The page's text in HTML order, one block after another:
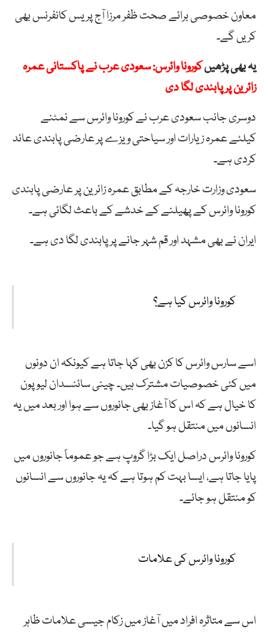
معاون خصوصی برائے صحت ظفر مرزا آج پریس کانفرنس بھی
کریں گے۔
یہ بھی پڑھیںکورونا وائرس: سعودی عرب نے پاکستانی عمرہ
زائرین پر پابندی لگا دی
دوسری جانب سعودی عرب نے کورونا وائرس سے نمٹنے
کیلئے عمرہ زیارات اور سیاحتی ویزے پر عارضی پابندی عائد
کردی ہے۔
سعودی وزارت خارجہ کے مطابق عمرہ زائرین پر عارضی پابندی
کورونا وائرس کے پھیلنے کے خدشے کے باعث لگائی ہے۔
ایران نے بھی مشہد اور قم شہر جانے پر پابندی لگا دی ہے۔
کورونا وائرس کیا ہے؟
اسے سارس وائرس کا کزن بھی کہا جاتا ہے کیونکہ ان دونوں
میں کئی خصوصیات مشترک ہیں۔ چینی سائنسدان لیو پون
کا خیال ہے کہ اس کا آغاز بھی جانوروں سے ہوا اور بعد میں یہ
انسانوں میں منتقل ہو گیا۔
کورونا وائرس دراصل ایک بڑا گروپ ہے جو عموماً جانوروں میں
پایا جاتا ہے، ایسا بہت کم ہوتا ہے کہ یہ جانوروں سے انسانوں
کو منتقل ہو جائے۔
کورونا وائرس کی علامات
اس سے متاثرہ افراد میں آغاز میں زکام جیسی علامات ظاہر